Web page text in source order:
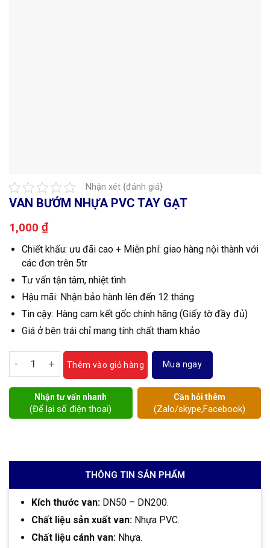
Nhận xét {đánh giá}
VAN BƯỚM NHỰA PVC TAY GẠT
1,000 ₫
Chiết khấu: ưu đãi cao + Miễn phí: giao hàng nội thành với
các đơn trên 5tr
Tư vấn tận tâm, nhiệt tình
Hậu mãi: Nhận bảo hành lên đến 12 tháng
Tin cậy: Hàng cam kết gốc chính hãng (Giấy tờ đầy đủ)
Giá ở bên trái chỉ mang tính chất tham khảo
Van bướm nhựa PVC tay gạt số lượng
Thêm vào giỏ hàng Mua ngay
Nhận tư vấn nhanh
(Để lại số điện thoại)
Cần hỏi thêm
(Zalo/skype,Facebook)
THÔNG TIN SẢN PHẨM
Kích thước van: DN50 – DN200.
Chất liệu sản xuất van: Nhựa PVC.
Chất liệu cánh van: Nhựa.